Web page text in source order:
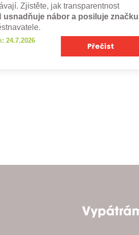
Zjistěte, jak transparentnost
usnadňuje nábor a posiluje značku
24.7.2026
Přečíst